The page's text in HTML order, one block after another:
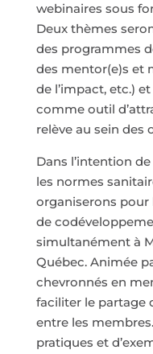
webinaires sous
Deux thèmes
des programmes
des mentor(e)s et
de l’impact, etc.)
comme outil
relève au sein des
Dans l’intention
les normes
organiserons pour
de
simultanément à
Québec. Animée
chevronnés en
faciliter le partage
entre les
pratiques et